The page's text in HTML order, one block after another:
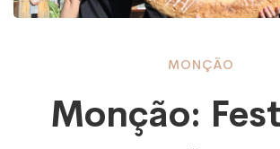
Monção:MONÇÃO
Monção: